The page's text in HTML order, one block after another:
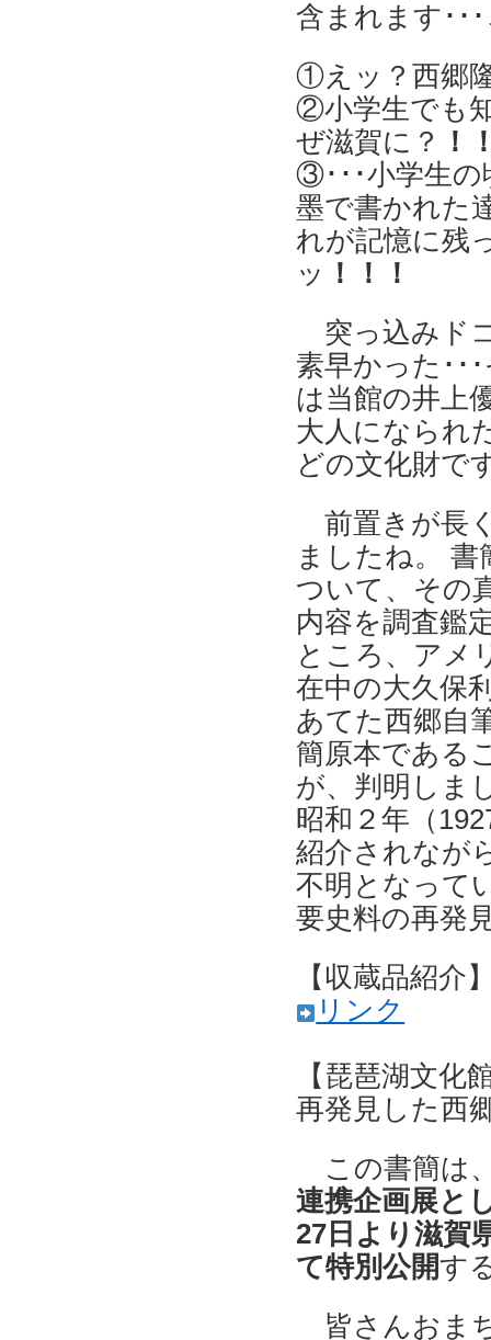
含まれます･･･
①えッ？西郷
②小学生でも
ぜ滋賀に？ ！
③･･･小学生の
墨で書かれた
れが記憶に残
ッ ！！！
突っ込みド
素早かった･･
は当館の井上
大人になられ
どの文化財で
前置きが長
ましたね。 書
ついて、その
内容を調査鑑
ところ、アメ
在中の大久保
あてた西郷自
簡原本である
が、判明しま
昭和２年（
紹介されなが
不明となって
要史料の再発
【収蔵品紹介
リンク
【琵琶湖文化
再発見した西
この書簡は
連携企画展と
27日より滋賀
て特別公開す
皆さんおま